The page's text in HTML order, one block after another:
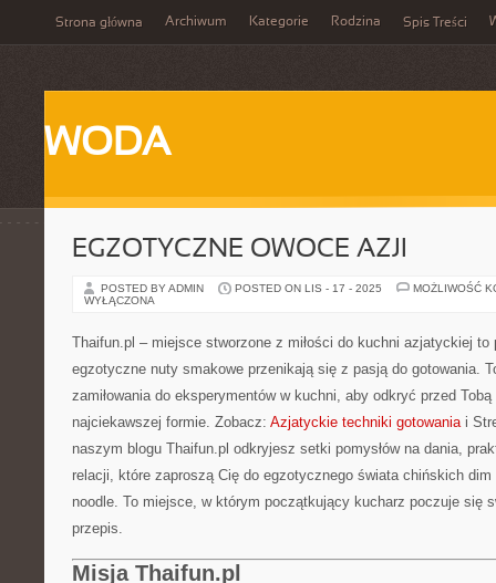
Strona główna Archiwum Kategorie Rodzina Spis Treści
WODA
EGZOTYCZNE OWOCE AZJI
POSTED BY ADMIN POSTED ON LIS - 17 - 2025
MOŻLIWOŚĆ
WYŁĄCZONA
Thaifun.pl – miejsce stworzone z miłości do kuchni azjatyckiej to
egzotyczne nuty smakowe przenikają się z pasją do gotowania.
zamiłowania do eksperymentów w kuchni, aby odkryć przed
najciekawszej formie. Zobacz: Azjatyckie techniki gotowaniai
naszym blogu Thaifun.pl odkryjesz setki pomysłów na dania,
relacji, które zaproszą Cię do egzotycznego świata chińskich
noodle. To miejsce, w którym początkujący kucharz poczuje się
przepis.
Misja Thaifun.pl